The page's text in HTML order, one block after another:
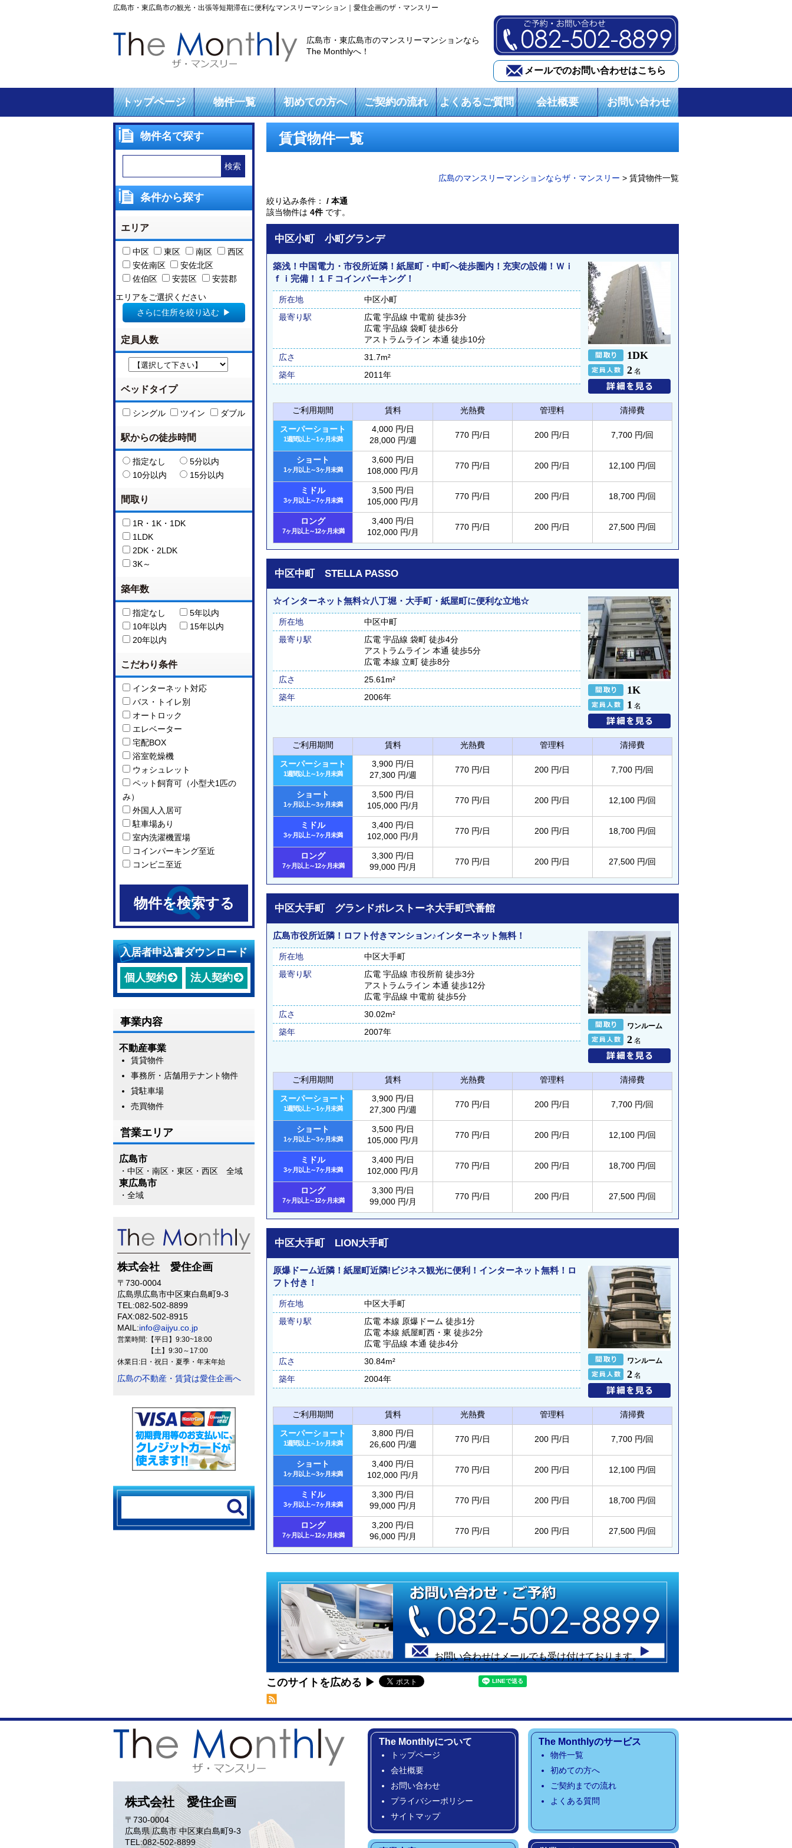
広島市・東広島市の観光・出張等短期滞在に便利なマンスリーマンション｜愛住企画のザ・マンスリー
広島市・東広島市のマンスリーマンションなら
The Monthlyへ！
メールでのお問い合わせはこちら
トップページ 物件一覧 初めての方へ ご契約の流れ よくあるご質問 会社概要 お問い合わせ
賃貸物件一覧
広島のマンスリーマンションならザ・マンスリー > 賃貸物件一覧
絞り込み条件：
/ 本通
該当物件は 4件です。
中区小町 小町グランデ
1DK
2 名
築浅！中国電力・市役所近隣！紙屋町・中町へ徒歩圏内！充実の設備！Ｗｉ
ｆｉ完備！１Ｆコインパーキング！
所在地
中区小町
最寄り駅
広電 宇品線 中電前 徒歩3分
広電 宇品線 袋町 徒歩6分
アストラムライン 本通 徒歩10分
広さ
31.7m²
築年
2011年
ご利用期間 賃料 光熱費 管理料
清掃費
スーパーショート
1週間以上～1ヶ月未満
4,000 円/日
28,000 円/週
770 円/日 200 円/日 7,700 円/回
ショート
1ヶ月以上～3ヶ月未満
3,600 円/日
108,000 円/月
770 円/日 200 円/日 12,100 円/回
ミドル
3ヶ月以上～7ヶ月未満
3,500 円/日
105,000 円/月
770 円/日 200 円/日 18,700 円/回
ロング
7ヶ月以上～12ヶ月未満
3,400 円/日
102,000 円/月
770 円/日 200 円/日 27,500 円/回
中区中町 STELLA PASSO
1K
1 名
☆インターネット無料☆八丁堀・大手町・紙屋町に便利な立地☆
所在地
中区中町
最寄り駅
広電 宇品線 袋町 徒歩4分
アストラムライン 本通 徒歩5分
広電 本線 立町 徒歩8分
広さ
25.61m²
築年
2006年
ご利用期間 賃料 光熱費 管理料
清掃費
スーパーショート
1週間以上～1ヶ月未満
3,900 円/日
27,300 円/週
770 円/日 200 円/日 7,700 円/回
ショート
1ヶ月以上～3ヶ月未満
3,500 円/日
105,000 円/月
770 円/日 200 円/日 12,100 円/回
ミドル
3ヶ月以上～7ヶ月未満
3,400 円/日
102,000 円/月
770 円/日 200 円/日 18,700 円/回
ロング
7ヶ月以上～12ヶ月未満
3,300 円/日
99,000 円/月
770 円/日 200 円/日 27,500 円/回
中区大手町 グランドポレストーネ大手町弐番館
ワンルーム
2 名
広島市役所近隣！ロフト付きマンション♪インターネット無料！
所在地
中区大手町
最寄り駅
広電 宇品線 市役所前 徒歩3分
アストラムライン 本通 徒歩12分
広電 宇品線 中電前 徒歩5分
広さ
30.02m²
築年
2007年
ご利用期間 賃料 光熱費 管理料
清掃費
スーパーショート
1週間以上～1ヶ月未満
3,900 円/日
27,300 円/週
770 円/日 200 円/日 7,700 円/回
ショート
1ヶ月以上～3ヶ月未満
3,500 円/日
105,000 円/月
770 円/日 200 円/日 12,100 円/回
ミドル
3ヶ月以上～7ヶ月未満
3,400 円/日
102,000 円/月
770 円/日 200 円/日 18,700 円/回
ロング
7ヶ月以上～12ヶ月未満
3,300 円/日
99,000 円/月
770 円/日 200 円/日 27,500 円/回
中区大手町 LION大手町
ワンルーム
2 名
原爆ドーム近隣！紙屋町近隣!ビジネス観光に便利！インターネット無料！ロ
フト付き！
所在地
中区大手町
最寄り駅
広電 本線 原爆ドーム 徒歩1分
広電 本線 紙屋町西・東 徒歩2分
広電 宇品線 本通 徒歩4分
広さ
30.84m²
築年
2004年
ご利用期間 賃料 光熱費 管理料
清掃費
スーパーショート
1週間以上～1ヶ月未満
3,800 円/日
26,600 円/週
770 円/日 200 円/日 7,700 円/回
ショート
1ヶ月以上～3ヶ月未満
3,400 円/日
102,000 円/月
770 円/日 200 円/日 12,100 円/回
ミドル
3ヶ月以上～7ヶ月未満
3,300 円/日
99,000 円/月
770 円/日 200 円/日 18,700 円/回
ロング
7ヶ月以上～12ヶ月未満
3,200 円/日
96,000 円/月
770 円/日 200 円/日 27,500 円/回
お問い合わせはメールでも受け付けております。
このサイトを広める
物件名で探す
条件から探す
エリア
中区 東区 南区
西区
安佐南区
安佐北区
佐伯区
安芸区
安芸郡
エリアをご選択ください
さらに住所を絞り込む
定員人数
ベッドタイプ
シングル ツイン ダブル
駅からの徒歩時間
指定なし
5分以内
10分以内
15分以内
間取り
1R・1K・1DK
1LDK
2DK・2LDK
3K～
築年数
指定なし
5年以内
10年以内
15年以内
20年以内
こだわり条件
インターネット対応
バス・トイレ別
オートロック
エレベーター
宅配BOX
浴室乾燥機
ウォシュレット
ペット飼育可（小型犬1匹の
み）
外国人入居可
駐車場あり
室内洗濯機置場
コインパーキング至近
コンビニ至近
入居者申込書ダウンロード
個人契約 法人契約
事業内容
不動産事業
賃貸物件
事務所・店舗用テナント物件
貸駐車場
売買物件
営業エリア
広島市
・中区・南区・東区・西区 全域
東広島市
・全域
株式会社 愛住企画
〒730-0004
広島県広島市中区東白島町9-3
TEL:082-502-8899
FAX:082-502-8915
MAIL:info@aijyu.co.jp
営業時間:【平日】9:30~18:00
【土】9:30～17:00
休業日:日・祝日・夏季・年末年始
広島の不動産・賃貸は愛住企画へ
The Monthlyについて
トップページ
会社概要
お問い合わせ
プライバシーポリシー
サイトマップ
The Monthlyのサービス
物件一覧
初めての方へ
ご契約までの流れ
よくある質問
株式会社 愛住企画
〒730-0004
広島県 広島市 中区東白島町9-3
TEL:082-502-8899